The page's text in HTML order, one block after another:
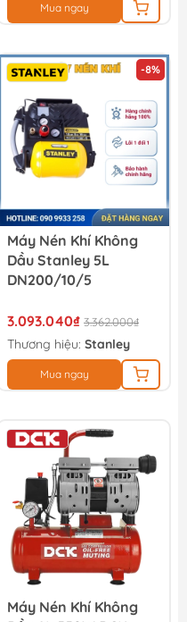
Mua ngay
-8%
Máy Nén Khí Không
Dầu Stanley 5L
DN200/10/5
3.093.040₫ 3.362.000₫
Thương hiệu: Stanley
Mua ngay
Máy Nén Khí Không